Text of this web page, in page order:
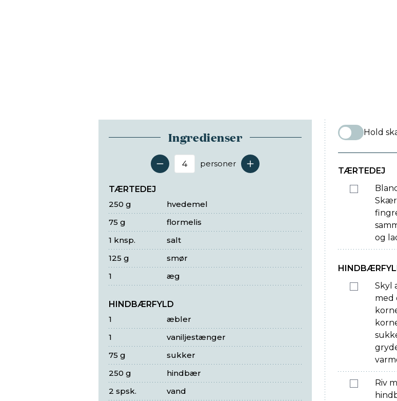
Ingredienser
Antal serveringer
personer
TÆRTEDEJ
hvedemel
250 g
flormelis
75 g
salt
1 knsp.
smør
125 g
æg
1
HINDBÆRFYLD
æbler
1
vaniljestænger
1
sukker
75 g
hindbær
250 g
vand
2 spsk.
Hold
TÆRTEDEJ
Skær
og
Skyl
med
Riv